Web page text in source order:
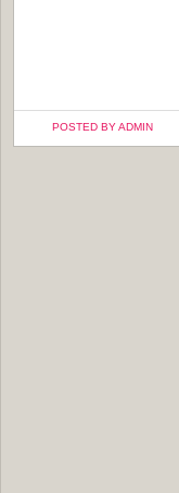
POSTED BY ADMIN